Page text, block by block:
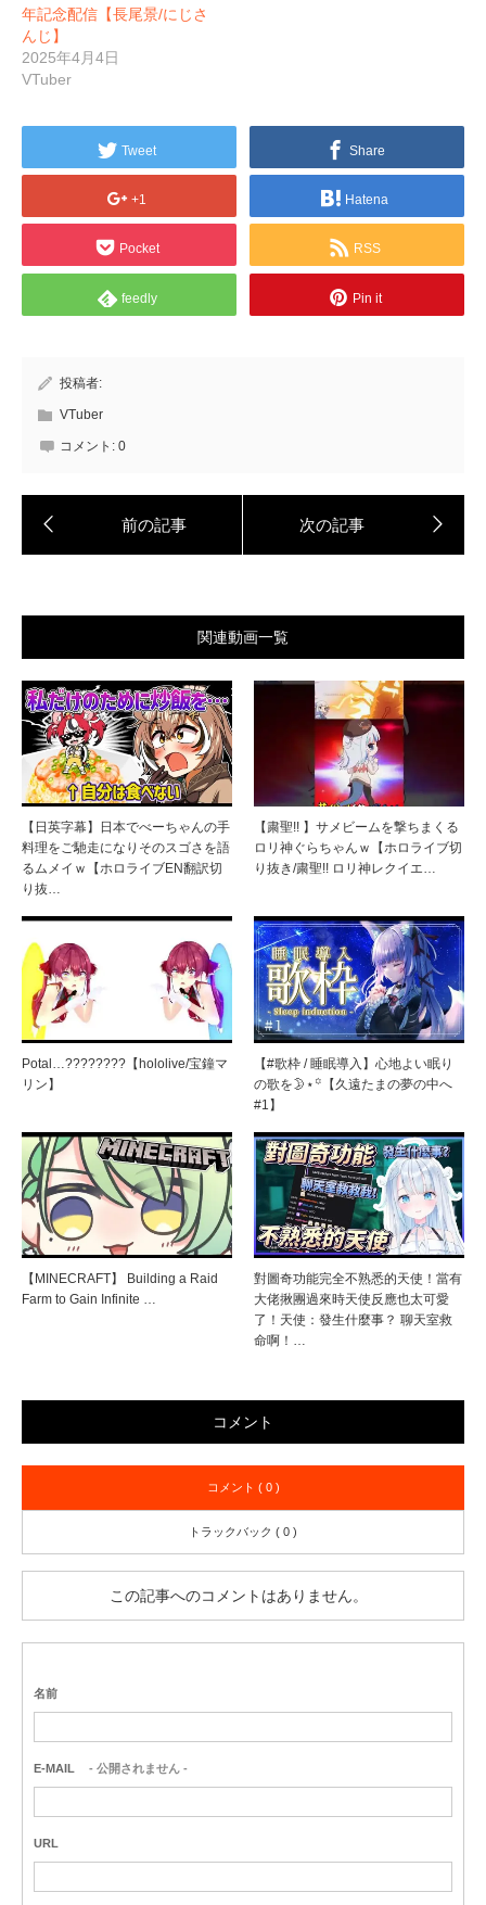
年記念配信【長尾景/にじさ
んじ】
2025年4月4日
VTuber
Tweet Share
+1 Hatena
Pocket RSS
feedly Pin it
投稿者:
VTuber
コメント: 0
関連動画一覧
【日英字幕】日本でべーちゃんの手
料理をご馳走になりそのスゴさを語
るムメイｗ【ホロライブEN翻訳切
り抜…
【粛聖!! 】サメビームを撃ちまくる
ロリ神ぐらちゃんｗ【ホロライブ切
り抜き/粛聖!! ロリ神レクイエ…
Potal…????????【hololive/宝鐘マ
リン】
【#歌枠 / 睡眠導入】心地よい眠り
の歌を🌛⋆꙳【久遠たまの夢の中へ
#1】
【MINECRAFT】 Building a Raid
Farm to Gain Infinite …
對圖奇功能完全不熟悉的天使！當有
大佬揪團過來時天使反應也太可愛
了！天使：發生什麼事？ 聊天室救
命啊！…
コメント
コメント ( 0 )
トラックバック ( 0 )
この記事へのコメントはありません。
名前
E-MAIL - 公開されません -
URL